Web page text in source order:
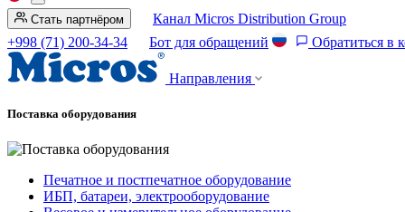
Стать партнёром
Канал Micros Distribution Group
+998 (71) 200-34-34
Бот для обращений Обратиться в
Направления
Поставка оборудования
Печатное и постпечатное оборудование
ИБП, батареи, электрооборудование